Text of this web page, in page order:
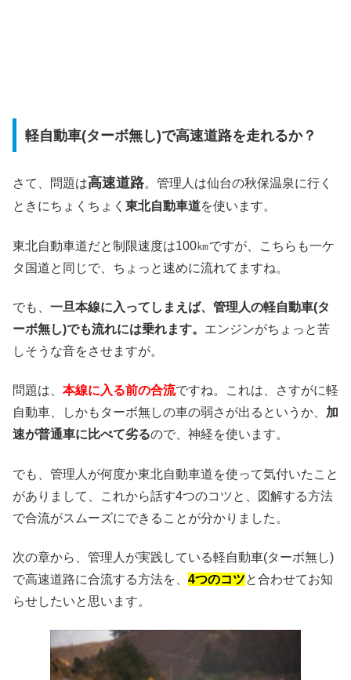
軽自動車(ターボ無し)で高速道路を走れるか？
さて、問題は高速道路。管理人は仙台の秋保温泉に行く
ときにちょくちょく 東北自動車道を使います。
東北自動車道だと制限速度は100㎞ですが、こちらも一ケ
タ国道と同じで、ちょっと速めに流れてますね。
でも、 一旦本線に入ってしまえば、管理人の軽自動車(タ
ーボ無し)でも流れには乗れます。 エンジンがちょっと苦
しそうな音をさせますが。
問題は、 本線に入る前の合流ですね。これは、さすがに軽
自動車、しかもターボ無しの車の弱さが出るというか、 加
速が普通車に比べて劣るので、神経を使います。
でも、管理人が何度か東北自動車道を使って気付いたこと
がありまして、これから話す4つのコツと、図解する方法
で合流がスムーズにできることが分かりました。
次の章から、管理人が実践している軽自動車(ターボ無し)
で高速道路に合流する方法を、 4つのコツと合わせてお知
らせしたいと思います。